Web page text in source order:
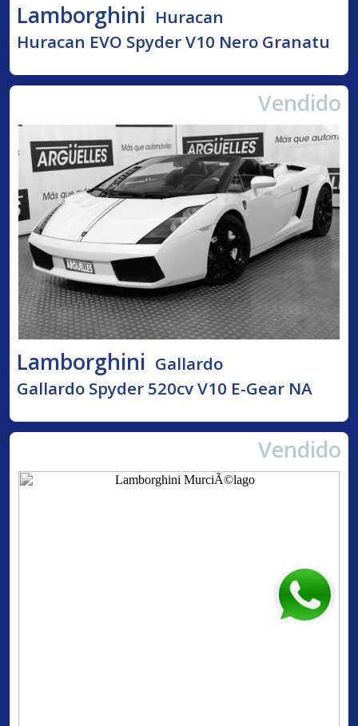
Lamborghini Huracan
Huracan EVO Spyder V10 Nero Granatu
Vendido
Lamborghini Gallardo
Gallardo Spyder 520cv V10 E-Gear NA
Vendido